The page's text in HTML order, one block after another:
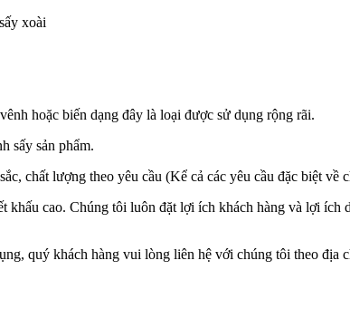
xoài
hoặc biến dạng đây là loại được sử dụng rộng rãi.
sấy sản phẩm.
chất lượng theo yêu cầu (Kể cả các yêu cầu đặc biệt về
cao. Chúng tôi luôn đặt lợi ích khách hàng và lợi ích
quý khách hàng vui lòng liên hệ với chúng tôi theo địa